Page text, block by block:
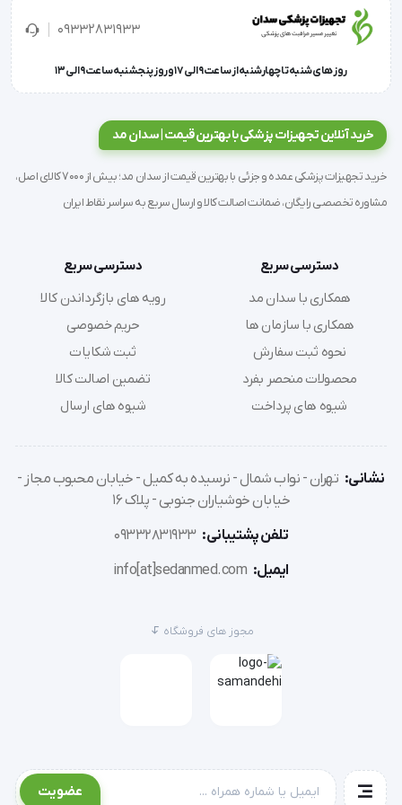
دارای دو سال گارانتی
در سه سایز مختلف: ۲۰ میلی‌متر, ۲۴ میلی‌متر, ۳۱ میلی‌متر
اگر به دنبال ابزاری دقیق و قابل‌اعتماد برای جراحی شالازیون
هستید، پلاک شالازیون انتخابی ایده‌آل با ترکیبی از عملکرد
حرفه‌ای، طراحی استاندارد و کیفیت تضمین‌شده است.
09332831933
روز های شنبه تا چهارشنبه از ساعت 9 الی 17 و روز پنجشنبه ساعت 9 الی 13
خرید آنلاین تجهیزات پزشکی با بهترین قیمت | سدان مد
خرید تجهیزات پزشکی عمده و جزئی با بهترین قیمت از سدان مد؛ بیش از 7000 کالای اصل،
مشاوره تخصصی رایگان، ضمانت اصالت کالا و ارسال سریع به سراسر نقاط ایران
دسترسی سریع
همکاری با سدان مد
همکاری با سازمان ها
نحوه ثبت سفارش
محصولات منحصر بفرد
شیوه های پرداخت
دسترسی سریع
رویه های بازگرداندن کالا
حریم خصوصی
ثبت شکایات
تضمین اصالت کالا
شیوه های ارسال
نشانی: تهران - نواب شمال - نرسیده به کمیل - خیابان محبوب مجاز -
خیابان خوشیاران جنوبی - پلاک 16
تلفن پشتیبانی: 09332831933
ایمیل: info[at]sedanmed.com
مجوز های فروشگاه
عضویت